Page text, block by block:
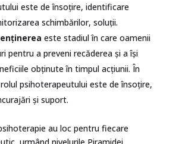
este de însoțire, identificare
schimbărilor, soluții.
este stadiul în care oamenii
pentru a preveni recăderea și a își
obținute în timpul acțiunii. În
psihoterapeutului este de însoțire,
și suport.
au loc pentru fiecare